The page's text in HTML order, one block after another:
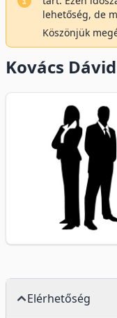
lehetőség, de
Köszönjük
Kovács Dávid
Elérhetőség